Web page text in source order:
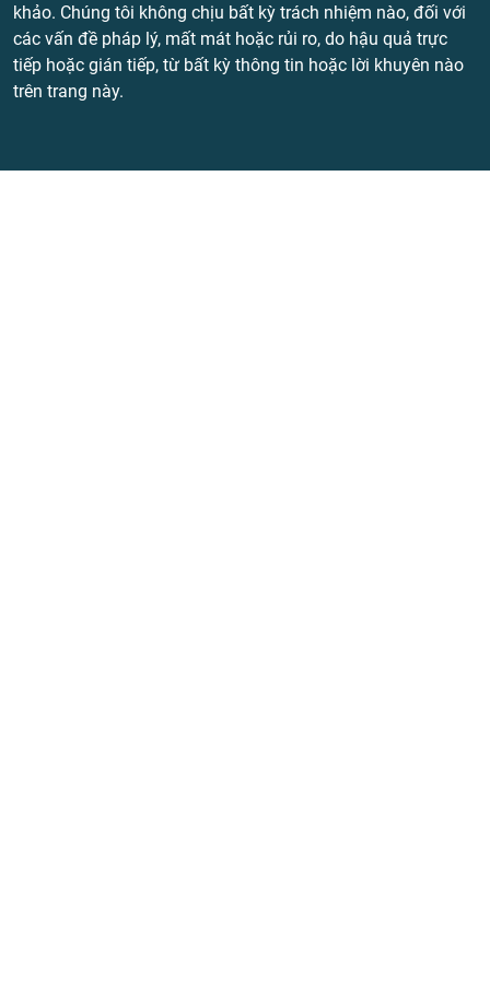
khảo. Chúng tôi không chịu bất kỳ trách nhiệm nào, đối với
các vấn đề pháp lý, mất mát hoặc rủi ro, do hậu quả trực
tiếp hoặc gián tiếp, từ bất kỳ thông tin hoặc lời khuyên nào
trên trang này.